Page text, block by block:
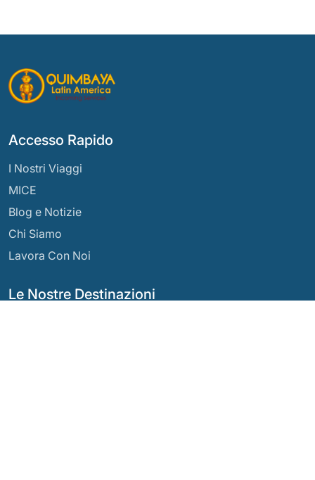
Le Nostre Destinazioni
Accesso Rapido
I Nostri Viaggi
MICE
Blog e Notizie
Chi Siamo
Lavora Con Noi